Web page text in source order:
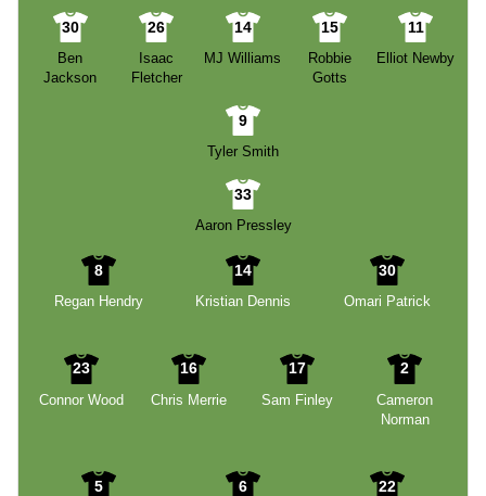
30
Ben
Jackson
26
Isaac
Fletcher
14
MJ Williams
15
Robbie
Gotts
11
Elliot Newby
9
Tyler Smith
33
Aaron Pressley
8
Regan Hendry
14
Kristian Dennis
30
Omari Patrick
23
Connor Wood
16
Chris Merrie
17
Sam Finley
2
Cameron
Norman
5
6
22